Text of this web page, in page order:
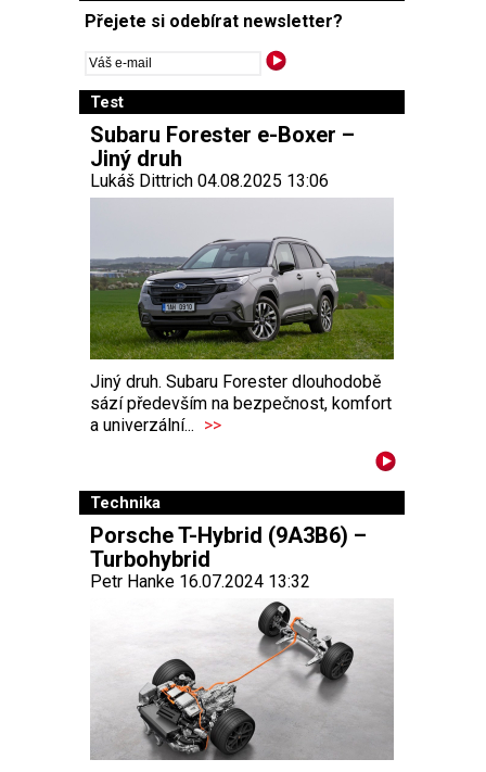
Přejete si odebírat newsletter?
Test
Subaru Forester e-Boxer –
Jiný druh
Lukáš Dittrich 04.08.2025 13:06
Jiný druh. Subaru Forester dlouhodobě
sází především na bezpečnost, komfort
a univerzální... >>
Technika
Porsche T-Hybrid (9A3B6) –
Turbohybrid
Petr Hanke 16.07.2024 13:32